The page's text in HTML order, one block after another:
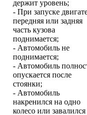
держит уровень;
- При запуске
передняя или задняя
часть кузова
поднимается;
- Автомобиль не
поднимается;
- Автомобиль
опускается после
стоянки;
- Автомобиль
накренился на одно
колесо или завалился